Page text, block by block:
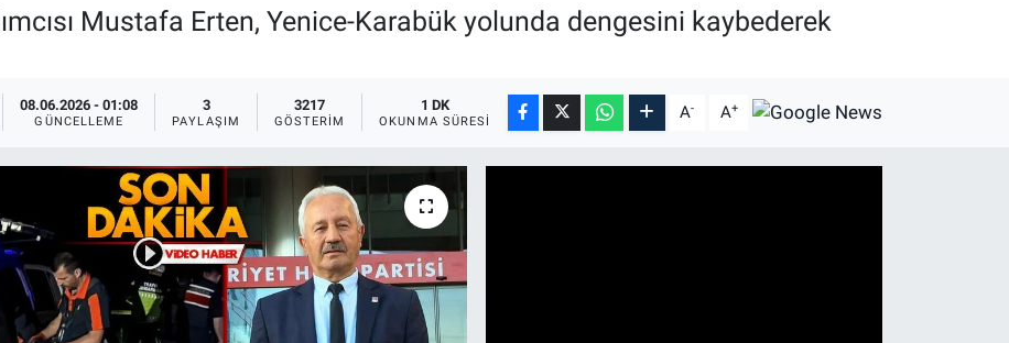
Mustafa Erten, Yenice-Karabük yolunda dengesini kaybederek
08.06.2026 - 01:08
GÜNCELLEME
3
PAYLAŞIM
3217
GÖSTERIM
1 DK
OKUNMA SÜRESI A- A+